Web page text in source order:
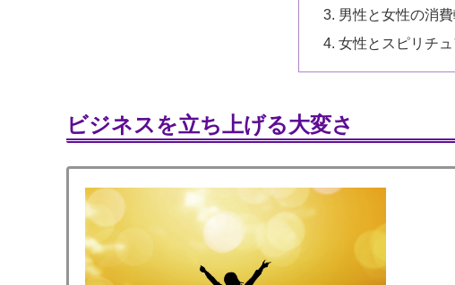
男性と女性の消
女性とスピリチ
ビジネスを立ち上げる大変さ